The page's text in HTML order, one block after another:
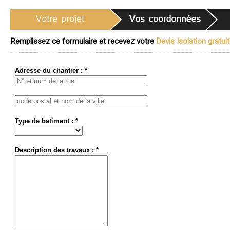
Remplissez ce formulaire et recevez votre Devis Isolation
Adresse du chantier : *
Type de batiment : *
Description des travaux : *